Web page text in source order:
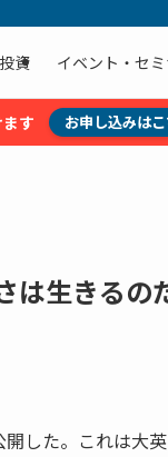
資 イベント・セ
す お申し込みは
は生きるの
した。これは大